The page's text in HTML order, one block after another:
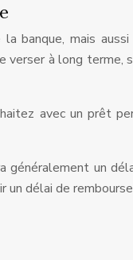
banque, mais
verser à long terme,
avec un prêt
généralement un
un délai de